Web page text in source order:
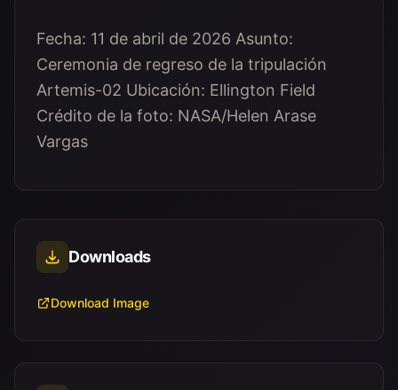
Fecha: 11 de abril de 2026 Asunto:
Ceremonia de regreso de la tripulación
Artemis-02 Ubicación: Ellington Field
Crédito de la foto: NASA/Helen Arase
Vargas
Downloads
Download Image